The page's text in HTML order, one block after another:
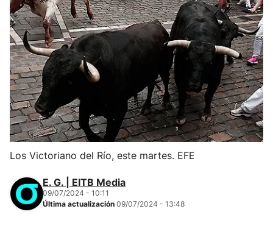
Los Victoriano del Río, este martes. EFE
E. G. | EITB Media
09/07/2024 - 10:11
Última actualización 09/07/2024 - 13:48